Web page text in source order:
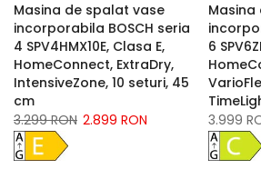
Masina de spalat vase
incorporabila BOSCH seria
4 SPV4HMX10E, Clasa E,
HomeConnect, ExtraDry,
IntensiveZone, 10 seturi, 45
cm
3.299 RON 2.899 RON
6
3.999